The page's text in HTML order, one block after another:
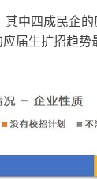
中四成民企
届生扩招趋